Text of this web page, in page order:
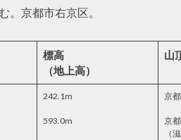
。京都市右京区。
標高
（地上高）
山
242.1m 京
593.0m
京
（